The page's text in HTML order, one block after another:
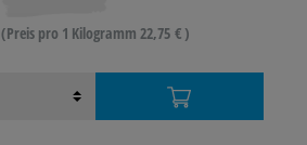
(Preis pro 1 Kilogramm 22,75 € )